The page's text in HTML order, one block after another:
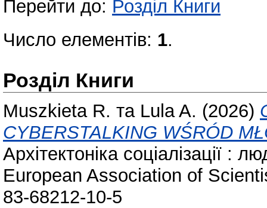
Перейти до: Розділ Книги
Число елементів: 1.
Розділ Книги
Muszkieta R. та Lula A. (2026)
CYBERSTALKING WŚRÓD
Архітектоніка соціалізації :
European Association of
83-68212-10-5